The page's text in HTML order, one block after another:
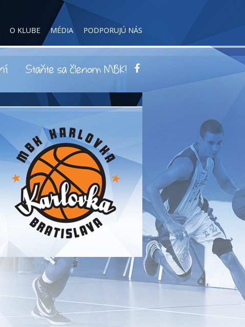
O KLUBE MÉDIA PODPORUJÚ NÁS